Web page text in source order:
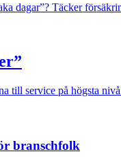
dagar”? Täcker
till service på högsta
branschfolk